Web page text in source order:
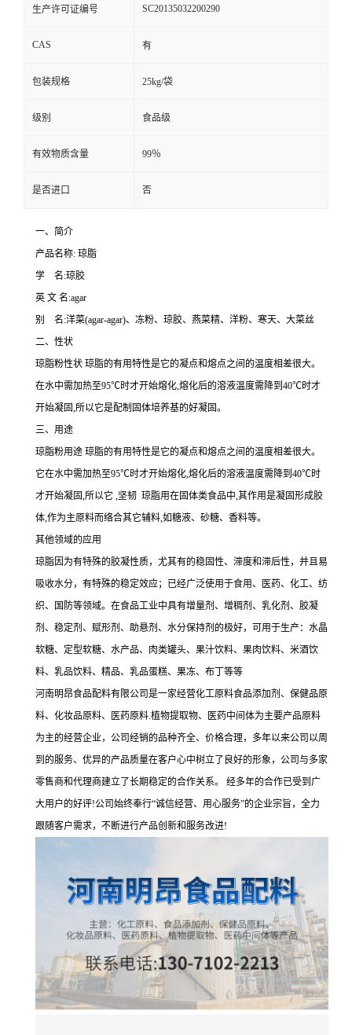
生产许可证编号 SC20135032200290
CAS 有
包装规格 25kg/袋
级别 食品级
有效物质含量 99％
是否进口 否
一、简介
产品名称: 琼脂
学 名:琼胶
英 文 名:agar
别 名:洋菜(agar-agar)、冻粉、琼胶、燕菜精、洋粉、寒天、大菜丝
二、性状
琼脂粉性状 琼脂的有用特性是它的凝点和熔点之间的温度相差很大。
在水中需加热至95℃时才开始熔化,熔化后的溶液温度需降到40℃时才
开始凝固,所以它是配制固体培养基的好凝固。
三、用途
琼脂粉用途 琼脂的有用特性是它的凝点和熔点之间的温度相差很大。
它在水中需加热至95℃时才开始熔化,熔化后的溶液温度需降到40℃时
才开始凝固,所以它 ,坚韧 琼脂用在固体类食品中,其作用是凝固形成胶
体,作为主原料而络合其它辅料,如糖液、砂糖、香料等。
其他领域的应用
琼脂因为有特殊的胶凝性质，尤其有的稳固性、滞度和滞后性，并且易
吸收水分，有特殊的稳定效应；已经广泛使用于食用、医药、化工、纺
织、国防等领域。在食品工业中具有增量剂、增稠剂、乳化剂、胶凝
剂、稳定剂、赋形剂、助悬剂、水分保持剂的极好，可用于生产：水晶
软糖、定型软糖、水产品、肉类罐头、果汁饮料、果肉饮料、米酒饮
料、乳品饮料、精品、乳品蛋糕、果冻、布丁等等
河南明昂食品配料有限公司是一家经营化工原料食品添加剂、保健品原
料、化妆品原料、医药原料.植物提取物、医药中间体为主要产品原料
为主的经营企业，公司经销的品种齐全、价格合理，多年以来公司以周
到的服务、优异的产品质量在客户心中树立了良好的形象，公司与多家
零售商和代理商建立了长期稳定的合作关系。 经多年的合作已受到广
大用户的好评!公司始终奉行“诚信经营、用心服务”的企业宗旨，全力
跟随客户需求，不断进行产品创新和服务改进!